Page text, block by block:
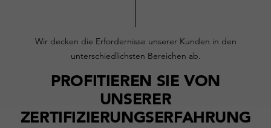
Wir decken die Erfordernisse unserer Kunden in den
unterschiedlichsten Bereichen ab.
PROFITIEREN SIE VON
UNSERER
ZERTIFIZIERUNGSERFAHRUNG